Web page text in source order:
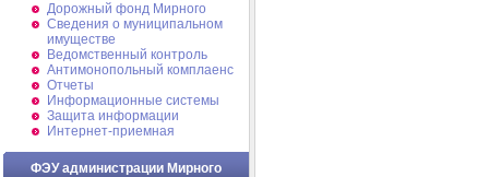
Дорожный фонд Мирного
Cведения о муниципальном
имуществе
Ведомственный контроль
Антимонопольный комплаенс
Отчеты
Информационные системы
Защита информации
Интернет-приемная
ФЭУ администрации Мирного